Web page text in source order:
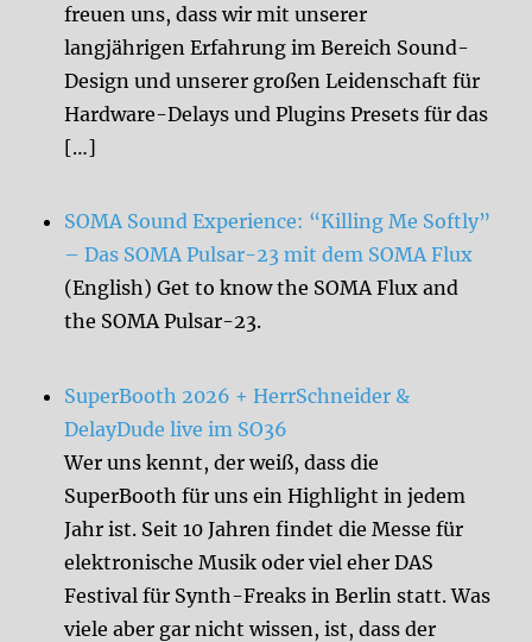
freuen uns, dass wir mit unserer
langjährigen Erfahrung im Bereich Sound-
Design und unserer großen Leidenschaft für
Hardware-Delays und Plugins Presets für das
[…]
SOMA Sound Experience: “Killing Me Softly”
– Das SOMA Pulsar-23 mit dem SOMA Flux
(English) Get to know the SOMA Flux and
the SOMA Pulsar-23.
SuperBooth 2026 + HerrSchneider &
DelayDude live im SO36
Wer uns kennt, der weiß, dass die
SuperBooth für uns ein Highlight in jedem
Jahr ist. Seit 10 Jahren findet die Messe für
elektronische Musik oder viel eher DAS
Festival für Synth-Freaks in Berlin statt. Was
viele aber gar nicht wissen, ist, dass der